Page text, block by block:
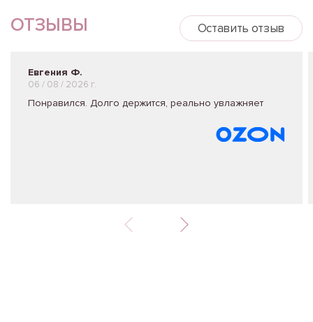
ОТЗЫВЫ Оставить отзыв
Евгения Ф.
06 / 08 / 2026 г.
Понравился. Долго держится, реально увлажняет